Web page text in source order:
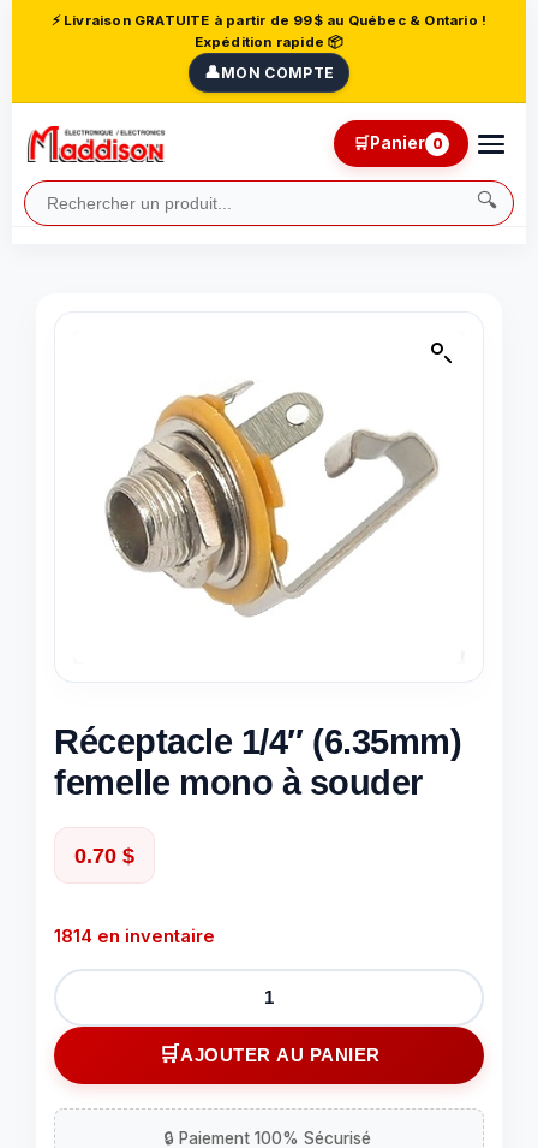
⚡ Livraison GRATUITE à partir de 99$ au Québec & Ontario !
Expédition rapide 📦
👤MON COMPTE
🔍
🛒Panier 0
Réceptacle 1/4″ (6.35mm)
femelle mono à souder
0.70 $
1814 en inventaire
quantité
de
Réceptacle
1/4"
femelle
AJOUTER AU PANIER